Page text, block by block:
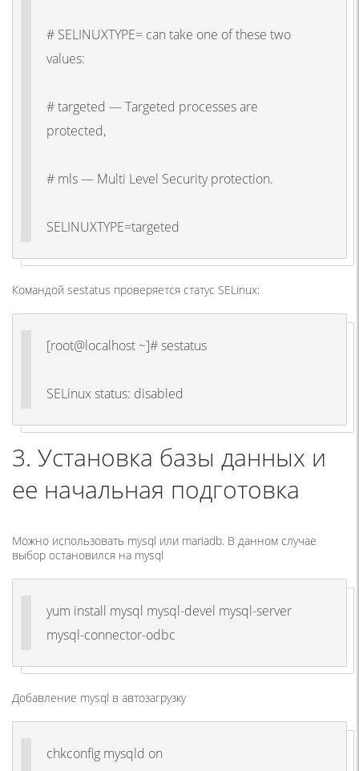
# SELINUXTYPE= can take one of these two
values:
# targeted — Targeted processes are
protected,
# mls — Multi Level Security protection.
SELINUXTYPE=targeted
Командой sestatus проверяется статус SELinux:
[root@localhost ~]# sestatus
SELinux status: disabled
3. Установка базы данных и
ее начальная подготовка
Можно использовать mysql или mariadb. В данном случае
выбор остановился на mysql
yum install mysql mysql-devel mysql-server
mysql-connector-odbc
Добавление mysql в автозагрузку
chkconfig mysqld on